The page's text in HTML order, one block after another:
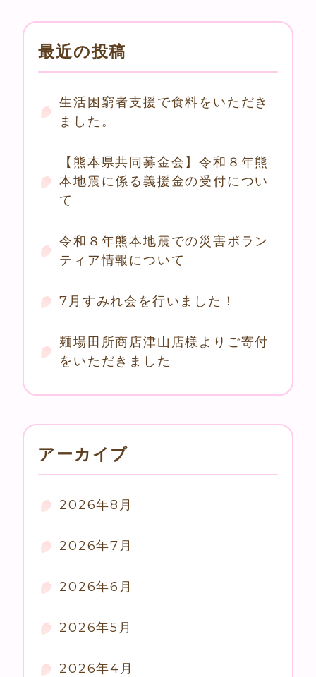
最近の投稿
生活困窮者支援で食料をいただき
ました。
【熊本県共同募金会】令和８年熊
本地震に係る義援金の受付につい
て
令和８年熊本地震での災害ボラン
ティア情報について
7月すみれ会を行いました！
麺場田所商店津山店様よりご寄付
をいただきました
アーカイブ
2026年8月
2026年7月
2026年6月
2026年5月
2026年4月